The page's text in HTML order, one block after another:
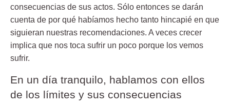
consecuencias de sus actos. Sólo entonces se darán
cuenta de por qué habíamos hecho tanto hincapié en que
siguieran nuestras recomendaciones. A veces crecer
implica que nos toca sufrir un poco porque los vemos
sufrir.
En un día tranquilo, hablamos con ellos
de los límites y sus consecuencias